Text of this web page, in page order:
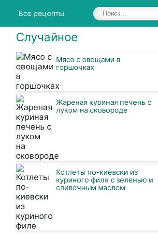
Все рецепты
Случайное
Мясо с овощами в
горшочках
Жареная куриная печень с
луком на сковороде
Котлеты по-киевски из
куриного филе с зеленью и
сливочным маслом